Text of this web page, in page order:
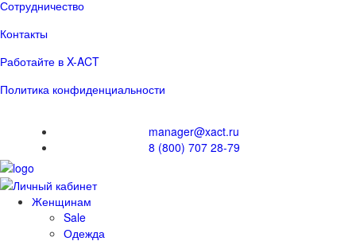
Сотрудничество
Контакты
Работайте в X-ACT
Политика конфиденциальности
manager@xact.ru
8 (800) 707 28-79
Женщинам
Sale
Одежда